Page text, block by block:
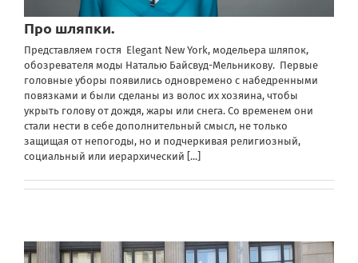
Про шляпки.
Представляем гостя Elegant New York, модельера шляпок,
обозревателя моды Наталью Байсвуд-Мельникову. Первые
головные уборы появились одновремено с набедренными
повязками и были сделаны из волос их хозяина, чтобы
укрыть голову от дождя, жары или снега. Со временем они
стали нести в себе дополнительный смысл, не только
защищая от непогоды, но и подчеркивая религиозный,
социальный или иерархический [...]